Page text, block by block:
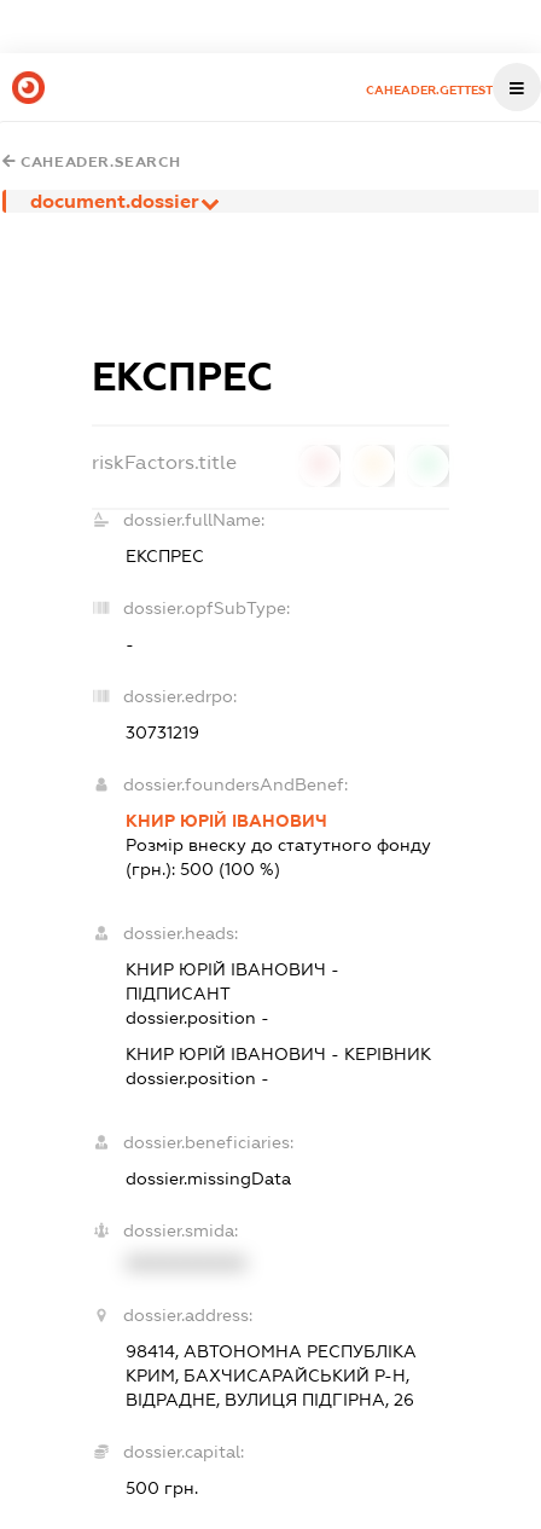
CAHEADER.GETTEST
CAHEADER.SEARCH
document.dossier
ЕКСПРЕС
riskFactors.title
dossier.fullName:
ЕКСПРЕС
dossier.opfSubType:
-
dossier.edrpo:
30731219
dossier.foundersAndBenef:
КНИР ЮРІЙ ІВАНОВИЧ
Розмір внеску до статутного фонду
(грн.):500 (100 %)
dossier.heads:
КНИР ЮРІЙ ІВАНОВИЧ -
ПІДПИСАНТ
dossier.position -
КНИР ЮРІЙ ІВАНОВИЧ - КЕРІВНИК
dossier.position -
dossier.beneficiaries:
dossier.missingData
dossier.smida:
dossier.address:
98414, АВТОНОМНА РЕСПУБЛІКА
КРИМ, БАХЧИСАРАЙСЬКИЙ Р-Н,
ВІДРАДНЕ, ВУЛИЦЯ ПІДГІРНА, 26
dossier.capital:
500 грн.